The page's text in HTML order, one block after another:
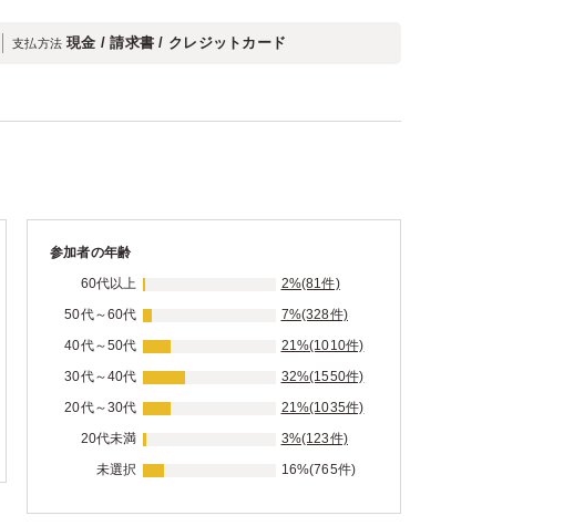
支払方法 現金 / 請求書 / クレジットカード
参加者の年齢
60代以上
2%(81件)
50代～60代
7%(328件)
40代～50代
21%(1010件)
30代～40代
32%(1550件)
20代～30代
21%(1035件)
20代未満
3%(123件)
未選択
16%(765件)